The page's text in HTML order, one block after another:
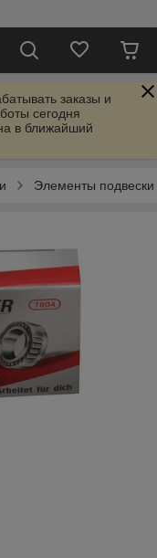
заказы и
сегодня
в ближайший
Элементы подвески